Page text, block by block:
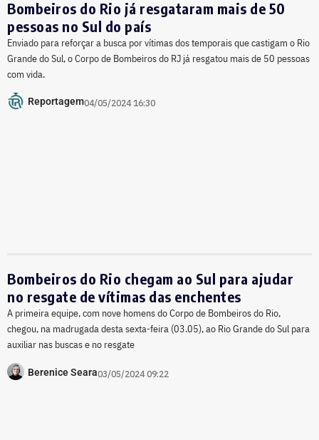
Bombeiros do Rio já resgataram mais de 50
pessoas no Sul do país
Enviado para reforçar a busca por vítimas dos temporais que castigam o Rio
Grande do Sul, o Corpo de Bombeiros do RJ já resgatou mais de 50 pessoas
com vida.
Reportagem04/05/2024 16:30
Bombeiros do Rio chegam ao Sul para ajudar
no resgate de vítimas das enchentes
A primeira equipe, com nove homens do Corpo de Bombeiros do Rio,
chegou, na madrugada desta sexta-feira (03.05), ao Rio Grande do Sul para
auxiliar nas buscas e no resgate
Berenice Seara03/05/2024 09:22